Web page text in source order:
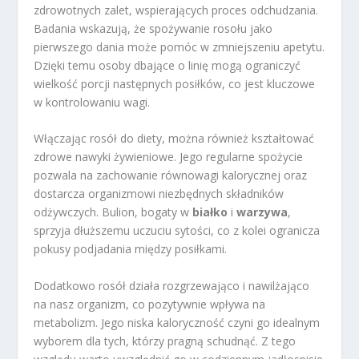
zdrowotnych zalet, wspierających proces odchudzania.
Badania wskazują, że spożywanie rosołu jako
pierwszego dania może pomóc w zmniejszeniu apetytu.
Dzięki temu osoby dbające o linię mogą ograniczyć
wielkość porcji następnych posiłków, co jest kluczowe
w kontrolowaniu wagi.
Włączając rosół do diety, można również kształtować
zdrowe nawyki żywieniowe. Jego regularne spożycie
pozwala na zachowanie równowagi kalorycznej oraz
dostarcza organizmowi niezbędnych składników
odżywczych. Bulion, bogaty w białko iwarzywa,
sprzyja dłuższemu uczuciu sytości, co z kolei ogranicza
pokusy podjadania między posiłkami.
Dodatkowo rosół działa rozgrzewająco i nawilżająco
na nasz organizm, co pozytywnie wpływa na
metabolizm. Jego niska kaloryczność czyni go idealnym
wyborem dla tych, którzy pragną schudnąć. Z tego